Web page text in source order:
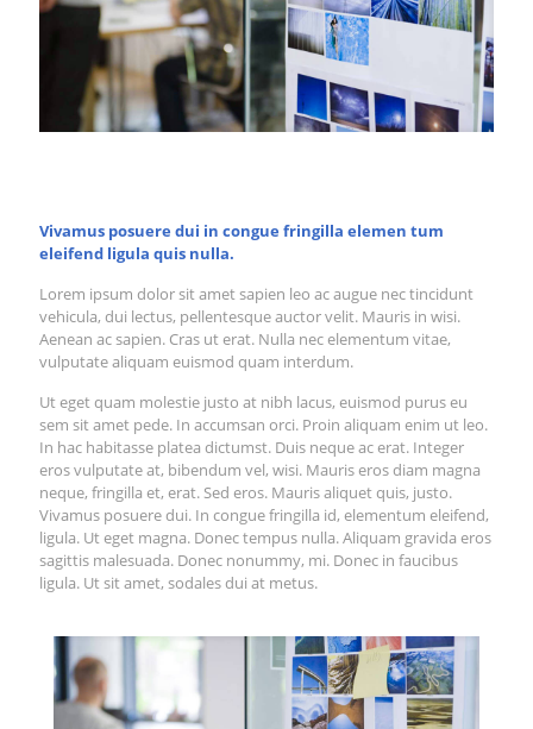
Vivamus posuere dui in congue fringilla elemen tum
eleifend ligula quis nulla.
Lorem ipsum dolor sit amet sapien leo ac augue nec tincidunt
vehicula, dui lectus, pellentesque auctor velit. Mauris in wisi.
Aenean ac sapien. Cras ut erat. Nulla nec elementum vitae,
vulputate aliquam euismod quam interdum.
Ut eget quam molestie justo at nibh lacus, euismod purus eu
sem sit amet pede. In accumsan orci. Proin aliquam enim ut leo.
In hac habitasse platea dictumst. Duis neque ac erat. Integer
eros vulputate at, bibendum vel, wisi. Mauris eros diam magna
neque, fringilla et, erat. Sed eros. Mauris aliquet quis, justo.
Vivamus posuere dui. In congue fringilla id, elementum eleifend,
ligula. Ut eget magna. Donec tempus nulla. Aliquam gravida eros
sagittis malesuada. Donec nonummy, mi. Donec in faucibus
ligula. Ut sit amet, sodales dui at metus.